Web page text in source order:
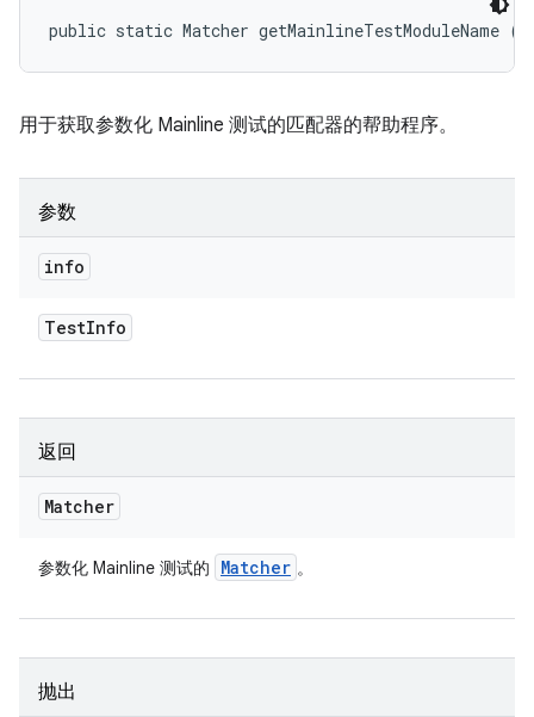
public static Matcher getMainlineTestModuleName (
用于获取参数化 Mainline 测试的匹配器的帮助程序。
参数
info
TestInfo
返回
Matcher
参数化 Mainline 测试的 Matcher 。
抛出